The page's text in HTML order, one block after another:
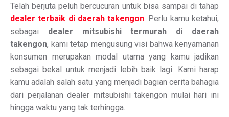
Telah berjuta peluh bercucuran untuk bisa sampai di tahap
dealer terbaik di daerah takengon. Perlu kamu ketahui,
sebagai dealer mitsubishi termurah di daerah
takengon, kami tetap mengusung visi bahwa kenyamanan
konsumen merupakan modal utama yang kamu jadikan
sebagai bekal untuk menjadi lebih baik lagi. Kami harap
kamu adalah salah satu yang menjadi bagian cerita bahagia
dari perjalanan dealer mitsubishi takengon mulai hari ini
hingga waktu yang tak terhingga.